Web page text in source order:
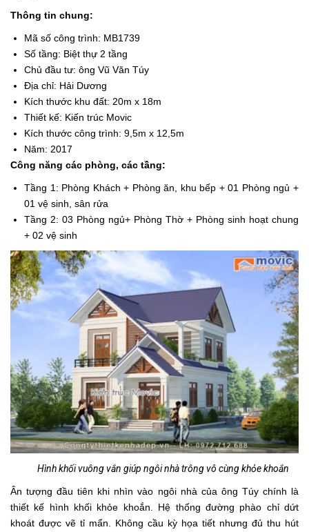
Thông tin chung:
Mã số công trình: MB1739
Số tầng: Biệt thự 2 tầng
Chủ đầu tư: ông Vũ Văn Túy
Địa chỉ: Hải Dương
Kích thước khu đất: 20m x 18m
Thiết kế: Kiến trúc Movic
Kích thước công trình: 9,5m x 12,5m
Năm: 2017
Công năng các phòng, các tầng:
Tầng 1: Phòng Khách + Phòng ăn, khu bếp + 01 Phòng ngủ +
01 vệ sinh, sân rửa
Tầng 2: 03 Phòng ngủ+ Phòng Thờ + Phòng sinh hoạt chung
+ 02 vệ sinh
Hình khối vuông vắn giúp ngôi nhà trông vô cùng khỏe khoắn
Ân tượng đầu tiên khi nhìn vào ngôi nhà của ông Túy chính là
thiết kế hình khối khỏe khoắn. Hệ thống đường phào chỉ dứt
khoát được vẽ tỉ mẩn. Không cầu kỳ họa tiết nhưng đủ thu hút